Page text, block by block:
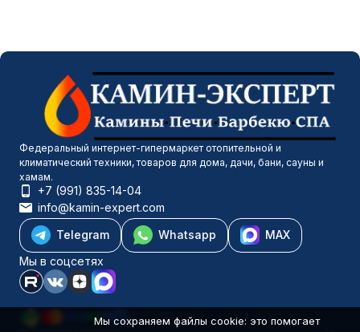
Федеральный интернет-гипермаркет отопительной и
климатический техники, товаров для дома, дачи, бани, сауны и
хамам.
+7 (991) 835-14-04
info@kamin-expert.com
Telegram
Whatsapp
MAX
Мы в соцсетях
Мы сохраняем файлы cookie: это помогает